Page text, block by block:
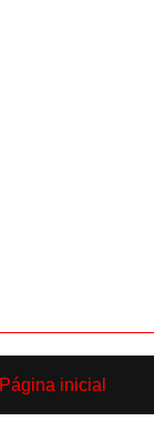
Página inicial